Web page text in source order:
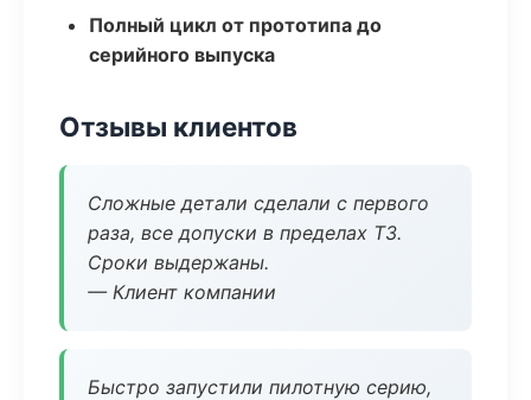
Полный цикл от прототипа до
серийного выпуска
Отзывы клиентов
Сложные детали сделали с первого
раза, все допуски в пределах ТЗ.
Сроки выдержаны.
— Клиент компании
Быстро запустили пилотную серию,